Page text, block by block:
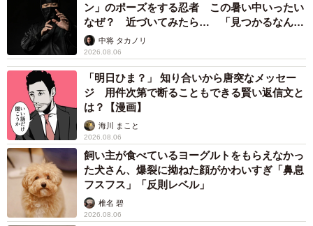
ン」のポーズをする忍者 この暑い中いったい
なぜ？ 近づいてみたら… 「見つかるなんて
未熟」中将 タカノリ
2026.08.06
「明日ひま？」 知り合いから唐突なメッセー
ジ 用件次第で断ることもできる賢い返信文と
は？【漫画】
海川 まこと
2026.08.06
飼い主が食べているヨーグルトをもらえなかっ
た犬さん、爆裂に拗ねた顔がかわいすぎ「鼻息
フスフス」「反則レベル」
椎名 碧
2026.08.06